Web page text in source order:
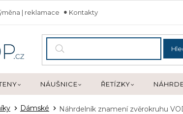
| reklamace Kontakty
NÁUŠNICE ŘETÍZKY
Dámské Náhrdelník znamení zvěrokruhu